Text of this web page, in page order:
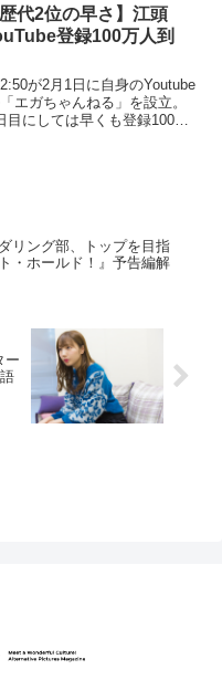
）』3位（NEW）『ガーデ
ブ・...
歴代2位の早さ】江頭
登録100万人到
が2月1日に自身のYoutube
エガちゃんねる」を設立。
目にしては早くも登録100万
リング部、トップを目指
・ホールド！』予告編解
ー